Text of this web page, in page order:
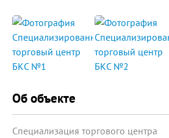
Об объекте
Специализация торгового центра